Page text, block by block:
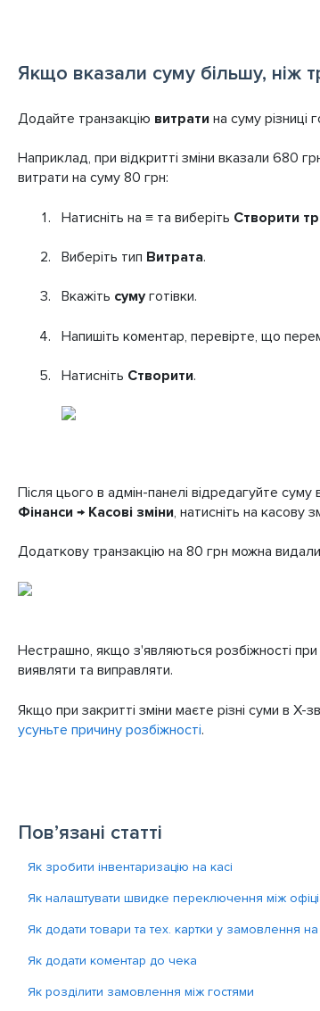
Якщо вказали суму більшу, ніж
Додайте транзакцію витрати на суму різниці
Наприклад, при відкритті зміни вказали 680
витрати на суму 80 грн:
Натисніть на ≡ та виберіть Створити
Виберіть тип Витрата.
Вкажіть сумуготівки.
Напишіть коментар, перевірте, що
Натисніть Створити.
Після цього в адмін-панелі відредагуйте
Фінанси → Касові зміни, натисніть на касову
Додаткову транзакцію на 80 грн можна
Нестрашно, якщо з'являються розбіжності при
виявляти та виправляти.
Якщо при закритті зміни маєте різні суми в Х-
усуньте причину розбіжності.
Пов’язані статті
Як зробити інвентаризацію на касі
Як налаштувати швидке переключення між
Як додати товари та тех. картки у замовлення на
Як додати коментар до чека
Як розділити замовлення між гостями